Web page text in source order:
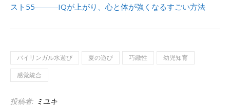
スト55―――IQが上がり、心と体が強くなるすごい方法
バイリンガル水遊び 夏の遊び 巧緻性
幼児知育
感覚統合
投稿者: ミユキ